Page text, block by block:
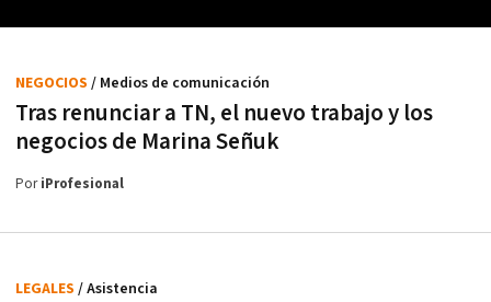
Tras renunciar a TN, el nuevo trabajo y los
negocios de Marina Señuk
NEGOCIOS / Medios de comunicación
PoriProfesional
LEGALES / Asistencia